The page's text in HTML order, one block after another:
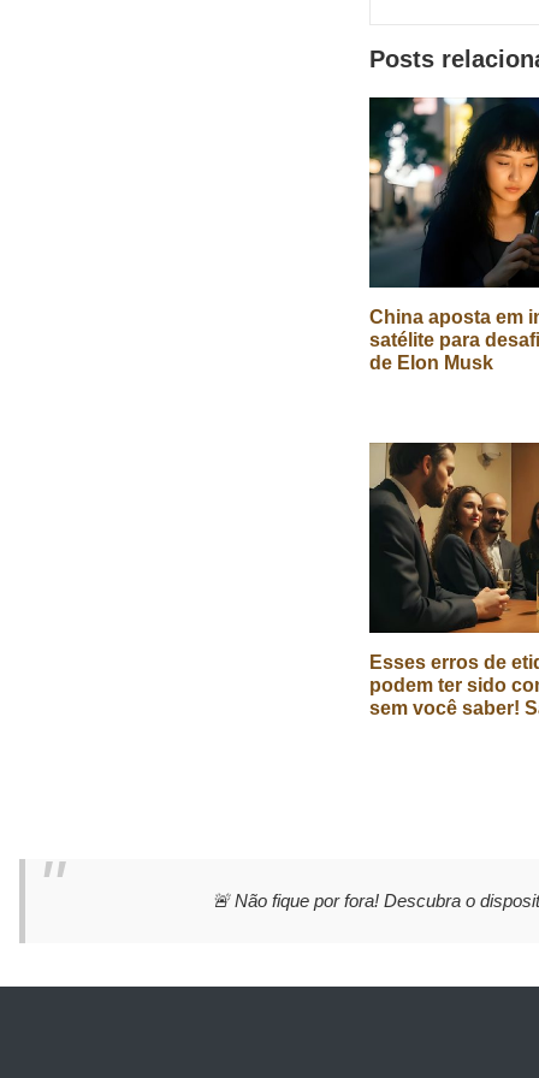
sociais
Posts
China aposta em
satélite para
de Elon Musk
Esses erros de
podem ter sido
sem você saber!
🚨 Não fique por fora! Descubra o